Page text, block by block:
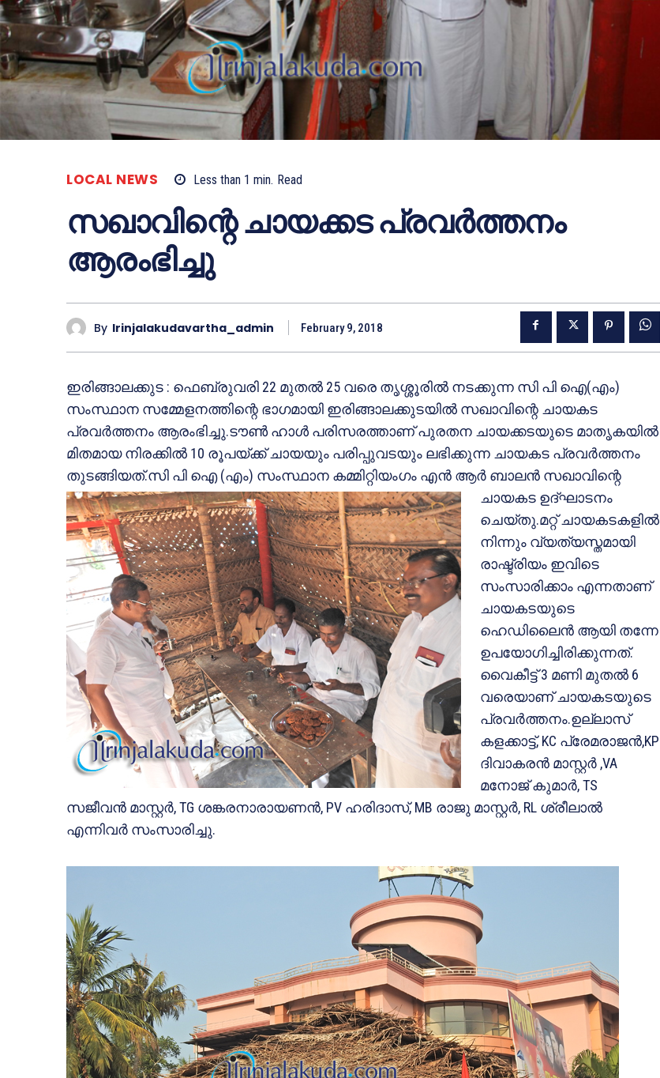
LOCAL NEWS Less than 1 min. Read
സഖാവിന്റെ ചായക്കട പ്രവര്‍ത്തനം
ആരംഭിച്ചു
By Irinjalakudavartha_admin February 9, 2018
ഇരിങ്ങാലക്കുട : ഫെബ്രുവരി 22 മുതല്‍ 25 വരെ തൃശ്ശൂരില്‍ നടക്കുന്ന സി പി ഐ(എം)
സംസ്ഥാന സമ്മേളനത്തിന്റെ ഭാഗമായി ഇരിങ്ങാലക്കുടയില്‍ സഖാവിന്റെ ചായകട
പ്രവര്‍ത്തനം ആരംഭിച്ചു.ടൗണ്‍ ഹാള്‍ പരിസരത്താണ് പുരതന ചായക്കടയുടെ മാതൃകയില്‍
മിതമായ നിരക്കില്‍ 10 രൂപയ്ക്ക് ചായയും പരിപ്പുവടയും ലഭിക്കുന്ന ചായകട പ്രവര്‍ത്തനം
തുടങ്ങിയത്.സി പി ഐ (എം) സംസ്ഥാന കമ്മിറ്റിയംഗം എന്‍ ആര്‍ ബാലന്‍ സഖാവിന്റെ
ചായകട ഉദ്ഘാടനം
ചെയ്തു.മറ്റ് ചായകടകളില്‍
നിന്നും വ്യത്യസ്തമായി
രാഷ്ട്രിയം ഇവിടെ
സംസാരിക്കാം എന്നതാണ്
ചായകടയുടെ
ഹെഡിലൈന്‍ ആയി തന്നേ
ഉപയോഗിച്ചിരിക്കുന്നത്.
വൈകീട്ട് 3 മണി മുതല്‍ 6
വരെയാണ് ചായകടയുടെ
പ്രവര്‍ത്തനം.ഉല്ലാസ്
കളക്കാട്ട്, KC പ്രേമരാജന്‍,KP
ദിവാകരന്‍ മാസ്റ്റര്‍ ,VA
മനോജ് കുമാര്‍, TS
സജീവന്‍ മാസ്റ്റര്‍, TG ശങ്കരനാരായണന്‍, PV ഹരിദാസ്, MB രാജു മാസ്റ്റര്‍, RL ശ്രീലാല്‍
എന്നിവര്‍ സംസാരിച്ചു.